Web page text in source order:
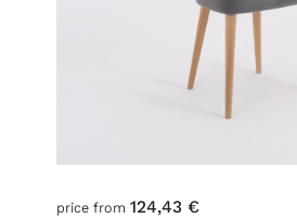
price from 124,43 €